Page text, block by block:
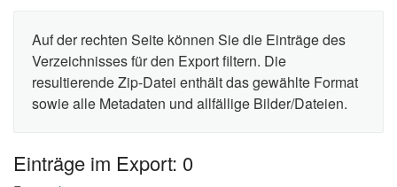
Auf der rechten Seite können Sie die Einträge des
Verzeichnisses für den Export filtern. Die
resultierende Zip-Datei enthält das gewählte Format
sowie alle Metadaten und allfällige Bilder/Dateien.
Einträge im Export: 0